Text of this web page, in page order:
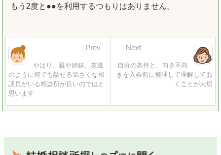
もう2度と●●を利用するつもりはありません。
自分の条件と、向き不向
きを入会前に整理して理解してお
くことが大切
Next
やはり、親や姉妹、友達
のように何でも話せる気さくな相
談員がいる相談所が良いのではと
思います
Prev